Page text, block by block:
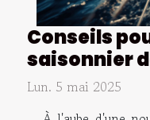
Conseils
saisonnier
Lun. 5 mai 2025